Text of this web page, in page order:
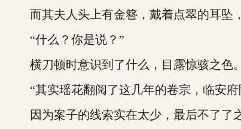
而其夫人头上有金簪，戴着点翠的耳坠
“什么？你是说？”
横刀顿时意识到了什么，目露惊骇之色。
“其实瑶花翻阅了这几年的卷宗，临安府
因为案子的线索实在太少，最后不了了之